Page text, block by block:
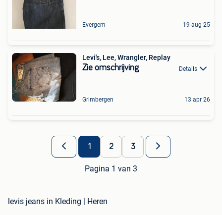
Evergem 19 aug 25
Levi's, Lee, Wrangler, Replay
Zie omschrijving Details
Grimbergen 13 apr 26
1 2 3
Pagina 1 van 3
levis jeans in Kleding | Heren